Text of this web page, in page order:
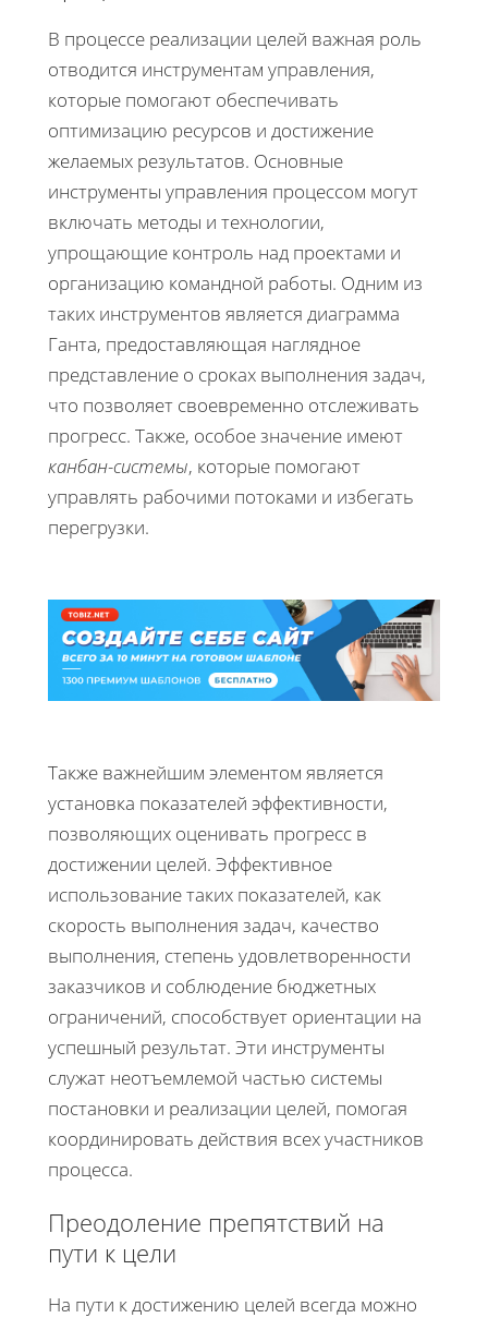
В процессе реализации целей важная роль
отводится инструментам управления,
которые помогают обеспечивать
оптимизацию ресурсов и достижение
желаемых результатов. Основные
инструменты управления процессом могут
включать методы и технологии,
упрощающие контроль над проектами и
организацию командной работы. Одним из
таких инструментов является диаграмма
Ганта, предоставляющая наглядное
представление о сроках выполнения задач,
что позволяет своевременно отслеживать
прогресс. Также, особое значение имеют
канбан-системы, которые помогают
управлять рабочими потоками и избегать
перегрузки.
Также важнейшим элементом является
установка показателей эффективности,
позволяющих оценивать прогресс в
достижении целей. Эффективное
использование таких показателей, как
скорость выполнения задач, качество
выполнения, степень удовлетворенности
заказчиков и соблюдение бюджетных
ограничений, способствует ориентации на
успешный результат. Эти инструменты
служат неотъемлемой частью системы
постановки и реализации целей, помогая
координировать действия всех участников
процесса.
Преодоление препятствий на
пути к цели
На пути к достижению целей всегда можно